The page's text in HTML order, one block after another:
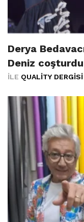
Derya
Deniz coşturdu
İLE QUALITY DERGISI